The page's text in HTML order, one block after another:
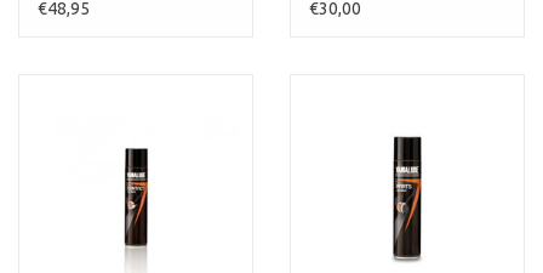
€48,95 beschermende olie 1L
€30,00